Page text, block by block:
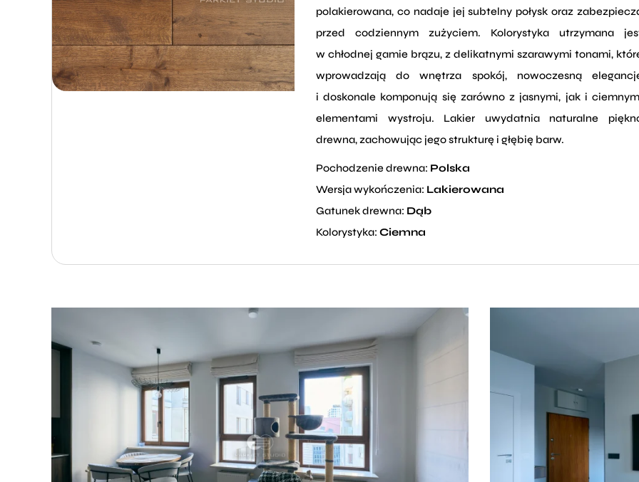
polakierowana, co nadaje jej subtelny połysk oraz
przed codziennym zużyciem. Kolorystyka utrzymana
w chłodnej gamie brązu, z delikatnymi szarawymi tonami,
wprowadzają do wnętrza spokój, nowoczesną
i doskonale komponują się zarówno z jasnymi, jak i
elementami wystroju. Lakier uwydatnia naturalne
drewna, zachowując jego strukturę i głębię barw.
Pochodzenie drewna: Polska
Wersja wykończenia: Lakierowana
Gatunek drewna: Dąb
Kolorystyka: Ciemna